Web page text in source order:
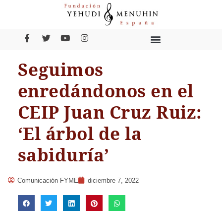
Seguimos
enredándonos en el
CEIP Juan Cruz Ruiz:
‘El árbol de la
sabiduría’
Comunicación FYME diciembre 7, 2022